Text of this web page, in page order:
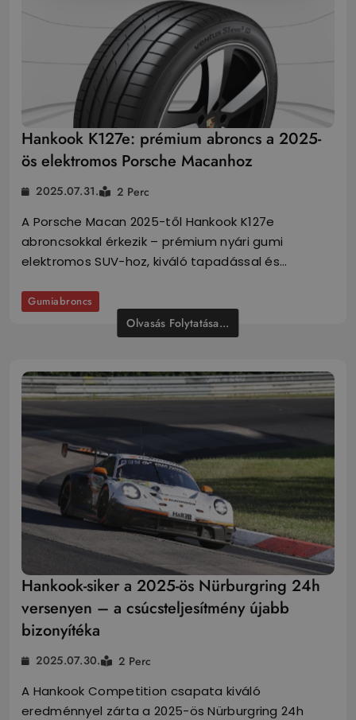
Hankook K127e: prémium abroncs a 2025-
ös elektromos Porsche Macanhoz
2025.07.31. 2 Perc
A Porsche Macan 2025-től Hankook K127e
abroncsokkal érkezik – prémium nyári gumi
elektromos SUV-hoz, kiváló tapadással és…
Gumiabroncs
Olvasás Folytatása...
Hankook-siker a 2025-ös Nürburgring 24h
versenyen – a csúcsteljesítmény újabb
bizonyítéka
2025.07.30. 2 Perc
A Hankook Competition csapata kiváló
eredménnyel zárta a 2025-ös Nürburgring 24h